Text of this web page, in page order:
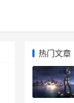
热门文章